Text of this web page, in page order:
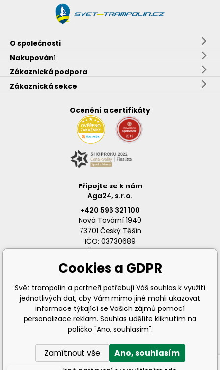
O společnosti
Nakupování
Zákaznická podpora
Zákaznická sekce
Ocenění a certifikáty
Připojte se k nám
Aga24, s.r.o.
+420 596 321 100
Nová Tovární 1940
73701 Český Těšín
IČO: 03730689
DIČ: CZ03730689
info@svet-trampolin.cz
Cookies a GDPR
Svět trampolín a partneři potřebují Váš souhlas k využití
jednotlivých dat, aby Vám mimo jiné mohli ukazovat
informace týkající se Vašich zájmů pomocí
personalizace reklam. Souhlas udělíte kliknutím na
políčko "Ano, souhlasím".
Zamítnout vše Ano, souhlasím